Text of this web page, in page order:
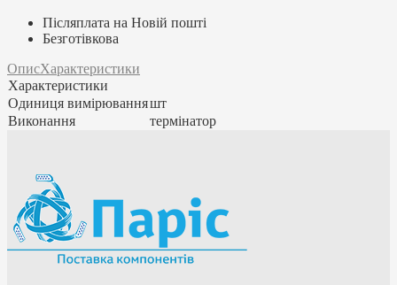
Післяплата на Новій пошті
Безготівкова
ОписХарактеристики
Характеристики
Одиниця вимірюванняшт
Виконання
термінатор